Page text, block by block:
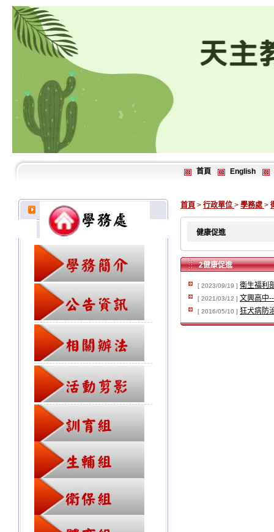
首頁 English
首頁 > 行政單位 > 學務處 >
健康促進
2健康促進
[ 2023/09/19 ] 衛生福利
[ 2021/03/12 ] 文興高中
[ 2016/05/10 ] 狂犬病防